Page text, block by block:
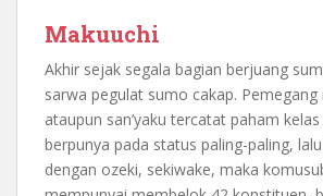
Makuuchi
Akhir sejak segala bagian berjuang
sarwa pegulat sumo cakap.
ataupun san’yaku tercatat paham
berpunya pada status paling-paling,
dengan ozeki, sekiwake, maka